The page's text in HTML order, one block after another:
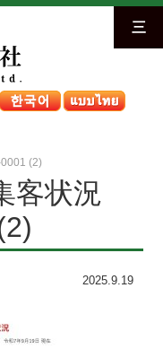
三
(2)
客状況
2025.9.19